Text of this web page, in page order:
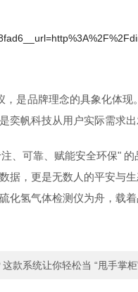
，是品牌理念的具象化体
奕帆科技从用户实际需求出
、可靠、赋能安全环保"
据，更是无数人的平安与
化氢气体检测仪为舟，载
款系统让你轻松当 “甩手掌柜